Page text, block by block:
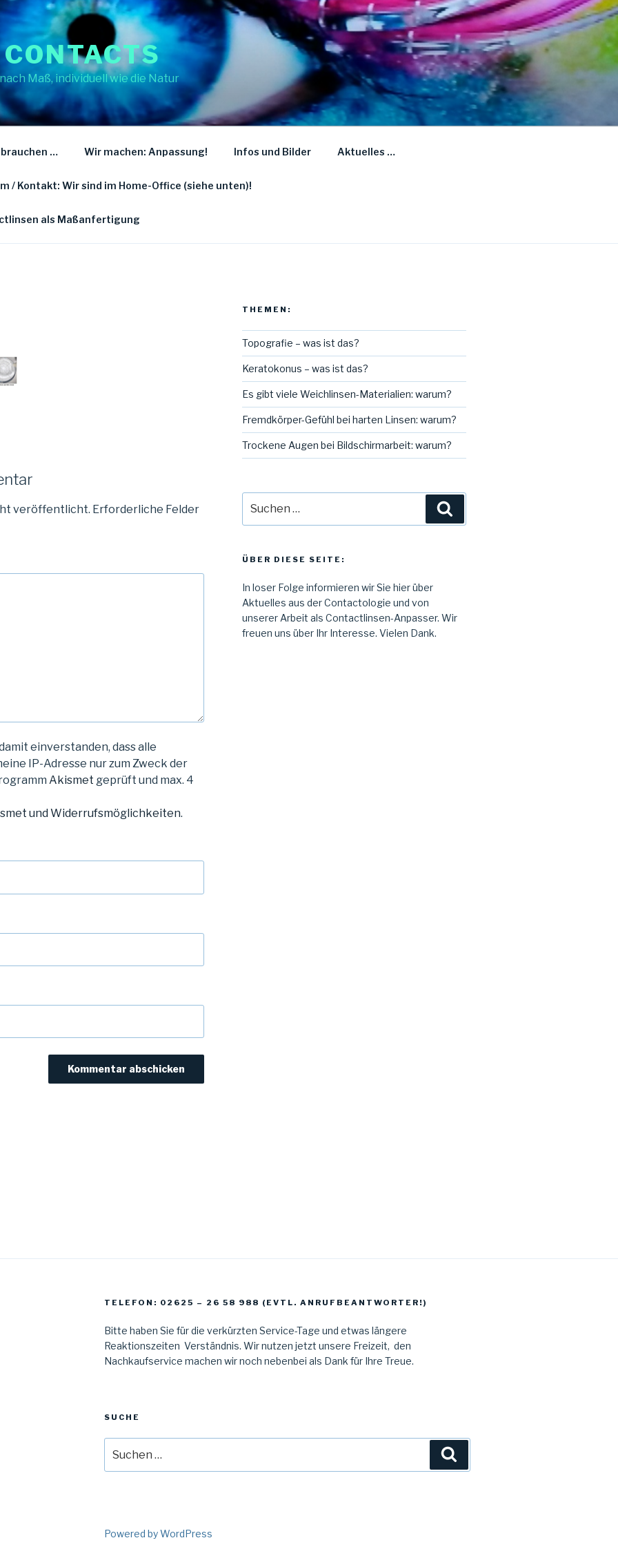
Maß, individuell wie die Natur
… Wir machen: Anpassung! Infos und Bilder Aktuelles …
/ Kontakt: Wir sind im Home-Office (siehe unten)!
als Maßanfertigung
veröffentlicht. Erforderliche Felder
einverstanden, dass alle
IP-Adresse nur zum Zweck der
Akismet geprüft und max. 4
und Widerrufsmöglichkeiten.
THEMEN:
Topografie – was ist das?
Keratokonus – was ist das?
Es gibt viele Weichlinsen-Materialien: warum?
Fremdkörper-Gefühl bei harten Linsen: warum?
Trockene Augen bei Bildschirmarbeit: warum?
nach:
ÜBER DIESE SEITE:
In loser Folge informieren wir Sie hier über
Aktuelles aus der Contactologie und von
unserer Arbeit als Contactlinsen-Anpasser. Wir
freuen uns über Ihr Interesse. Vielen Dank.
TELEFON: 02625 – 26 58 988 (EVTL. ANRUFBEANTWORTER!)
Bitte haben Sie für die verkürzten Service-Tage und etwas längere
Reaktionszeiten Verständnis. Wir nutzen jetzt unsere Freizeit, den
Nachkaufservice machen wir noch nebenbei als Dank für Ihre Treue.
SUCHE
nach:
Powered by WordPress